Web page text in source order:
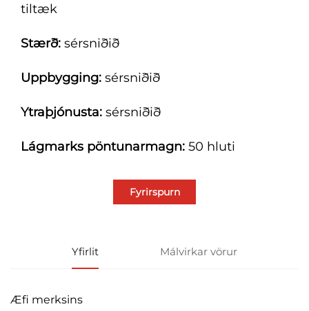
tiltæk
Stærð: sérsniðið
Uppbygging: sérsniðið
Ytraþjónusta: sérsniðið
Lágmarks pöntunarmagn: 50 hluti
Fyrirspurn
Yfirlit Málvirkar vörur
Æfi merksins